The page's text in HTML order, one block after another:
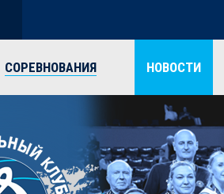
СОРЕВНОВАНИЯ НОВОСТИ